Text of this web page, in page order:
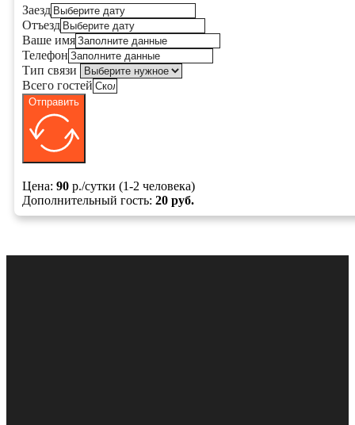
Заезд
Отъезд
Ваше имя
Телефон
Тип связи
Всего гостей
Отправить
Цена: 90 р./сутки (1-2 человека)
Дополнительный гость: 20 руб.